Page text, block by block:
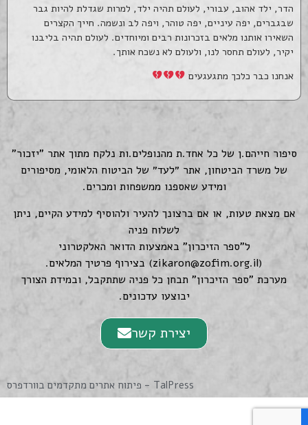
הדר, ילד אהוב, עבורי, לעולם תהיה ילד, למרות שגדלת להיות גבר
שבגברים, יפה עיניים, יפה טוהר, ויפה לב ונשמה. חייך הקצרים
השאירו אותנו מלאים בזכרונות רבים ומיוחדים. לעולם תהיה בליבנו
יקיר, לעולם תחסר לנו, ולעולם לא נשכח אותך.
אנחנו כבר כלכך מתגעגעים
סיפור חייהם.ן של כל אחד.ת מהנופלים.ות נלקח מתוך אתר "יזכור"
של משרד הביטחון, אתר ״לעד״ של הביטוח הלאומי, מסיפורים
ומידע שאספנו ממשפחות ומכרים.
אם מצאת טעות, או אם ברצונך להעיר ולהוסיף למידע הקיים, ניתן
לשלוח פניה
ל"ספר הזיכרון" באמצעות הדואר האלקטרוני
zikaron@zofim.org.il) בצירוף פרטיך המלאים.
מערכת "ספר הזיכרון" תבחן כל פניה שתתקבל, ובמידת הצורך
יבוצעו עדכונים.
יצירת קשר
TalPress - פיתוח אתרים מתקדמים בוורדפרס